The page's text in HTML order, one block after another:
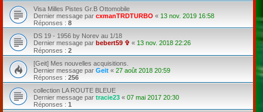
Visa Milles Pistes Gr.B Ottomobile
Dernier message par cxmanTRDTURBO « 13 nov. 2019 16:58
Réponses : 8
DS 19 - 1956 by Norev au 1/18
Dernier message par bebert59 ✞ « 13 nov. 2018 22:26
Réponses : 2
[Geit] Mes nouvelles acquisitions.
Dernier message par Geit « 27 août 2018 20:59
Réponses : 256
collection LA ROUTE BLEUE
Dernier message par tracie23 « 07 mai 2017 20:30
Réponses : 1